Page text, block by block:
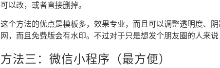
可以改，或者直接删掉。
这个方法的优点是模板多，效果专业，而且可以调整透明度、
网，而且免费版会有水印。不过对于只是想发个朋友圈的人来说
方法三：微信小程序（最方便）